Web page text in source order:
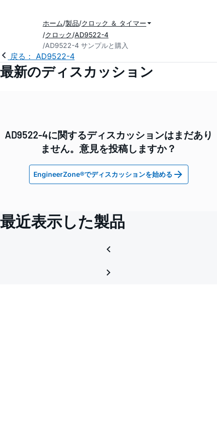
ホーム 製品 クロック ＆ タイマー
クロック AD9522-4
AD9522-4 サンプルと購入
戻る： AD9522-4
最新のディスカッション
AD9522-4に関するディスカッションはまだあり
ません。意見を投稿しますか？
EngineerZone®でディスカッションを始める
最近表示した製品